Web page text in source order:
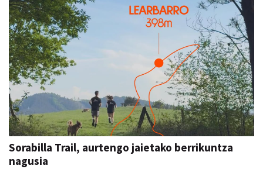
Sorabilla Trail, aurtengo jaietako berrikuntza
nagusia